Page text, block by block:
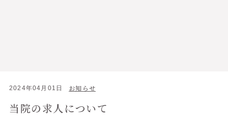
2024年04月01日 お知らせ
当院の求人について